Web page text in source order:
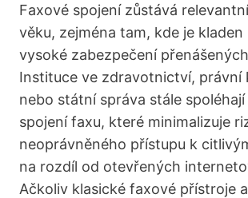
Faxové spojení zůstává
věku, zejména tam, kde je kladen
vysoké zabezpečení
Instituce ve zdravotnictví, právní
nebo státní správa stále
spojení faxu, které minimalizuje
neoprávněného přístupu k
na rozdíl od otevřených
Ačkoliv klasické faxové přístroje